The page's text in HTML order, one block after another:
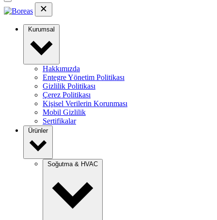
Kurumsal
Hakkımızda
Entegre Yönetim Politikası
Gizlilik Politikası
Çerez Politikası
Kişisel Verilerin Korunması
Mobil Gizlilik
Sertifikalar
Ürünler
Soğutma & HVAC